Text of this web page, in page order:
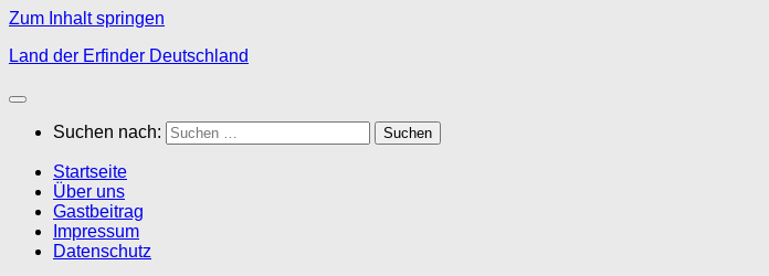
Zum Inhalt springen
Land der Erfinder Deutschland
Suchen nach:
Startseite
Über uns
Gastbeitrag
Impressum
Datenschutz